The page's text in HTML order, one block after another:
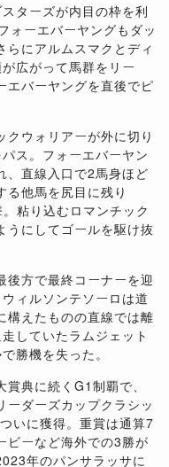
ターズが内目の枠を利
ォーエバーヤングもダッ
にアルムスマクとディ
広がって馬群をリー
エバーヤングを直後でピ
ウォリアーが外に切り
ス。フォーエバーヤン
、直線入口で2馬身ほど
る他馬を尻目に残り
粘り込むロマンチック
うにしてゴールを駆け抜
方で最終コーナーを迎
ィルソンテソーロは道
構えたものの直線では離
していたラムジェット
勝機を失った。
賞典に続くG1制覇で、
ーダーズカップクラシッ
いに獲得。重賞は通算7
ビーなど海外での3勝が
年のパンサラッサに